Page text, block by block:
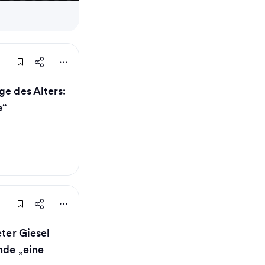
des Alters:
Giesel
„eine